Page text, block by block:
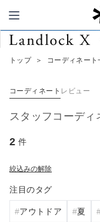
トップ ＞ コーディネート
コーディネート レビュー
スタッフコーディ
2 件
絞込みの解除
注目のタグ
アウトドア 夏